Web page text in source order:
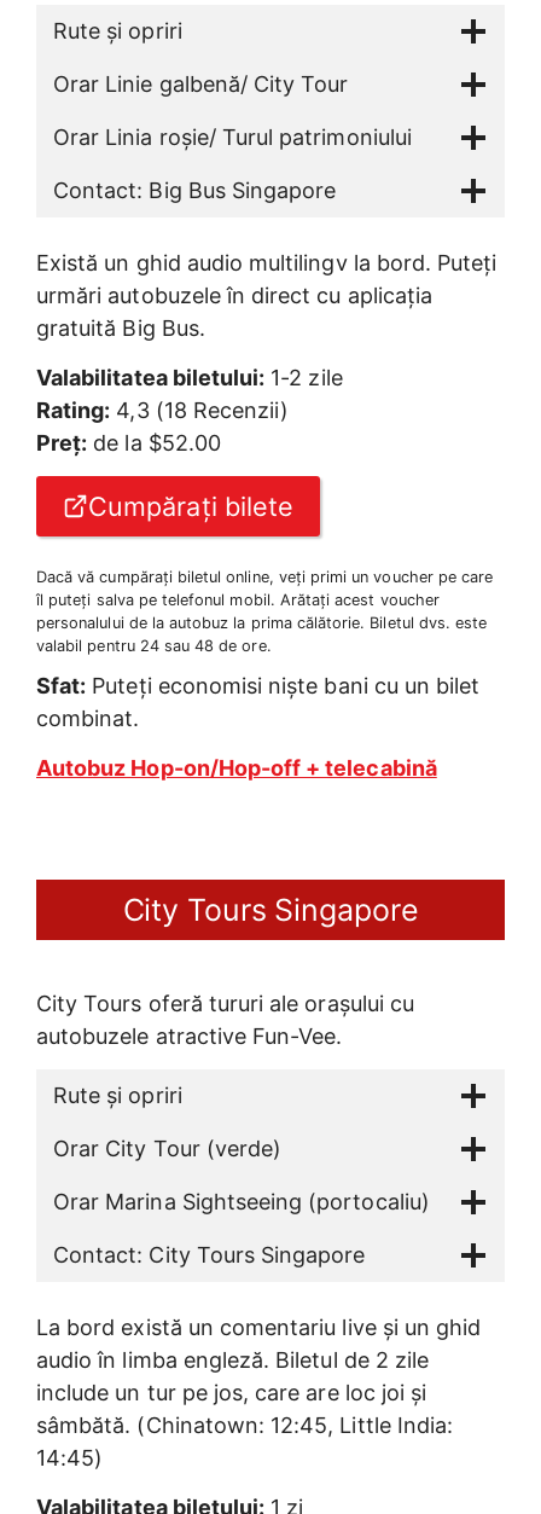
Rute și opriri
Orar Linie galbenă/ City Tour
Orar Linia roșie/ Turul patrimoniului
Contact: Big Bus Singapore
Există un ghid audio multilingv la bord. Puteți
urmări autobuzele în direct cu aplicația
gratuită Big Bus.
Valabilitatea biletului: 1-2 zile
Rating: 4,3 (18 Recenzii)
Preț: de la $52.00
Cumpărați bilete
Dacă vă cumpărați biletul online, veți primi un voucher pe care
îl puteți salva pe telefonul mobil. Arătați acest voucher
personalului de la autobuz la prima călătorie. Biletul dvs. este
valabil pentru 24 sau 48 de ore.
Sfat: Puteți economisi niște bani cu un bilet
combinat.
Autobuz Hop-on/Hop-off + telecabină
City Tours Singapore
City Tours oferă tururi ale orașului cu
autobuzele atractive Fun-Vee.
Rute și opriri
Orar City Tour (verde)
Orar Marina Sightseeing (portocaliu)
Contact: City Tours Singapore
La bord există un comentariu live și un ghid
audio în limba engleză. Biletul de 2 zile
include un tur pe jos, care are loc joi și
sâmbătă. (Chinatown: 12:45, Little India:
14:45)
Valabilitatea biletului: 1 zi